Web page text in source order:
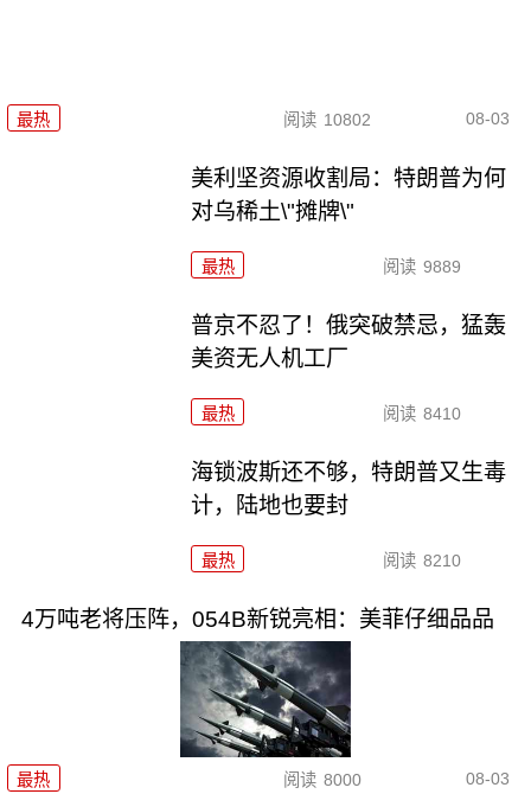
最热 阅读 10802 08-03
美利坚资源收割局：特朗普为何
对乌稀土\"摊牌\"
最热 阅读 9889
普京不忍了！俄突破禁忌，猛轰
美资无人机工厂
最热 阅读 8410
海锁波斯还不够，特朗普又生毒
计，陆地也要封
最热 阅读 8210
4万吨老将压阵，054B新锐亮相：美菲仔细品品
最热 阅读 8000 08-03